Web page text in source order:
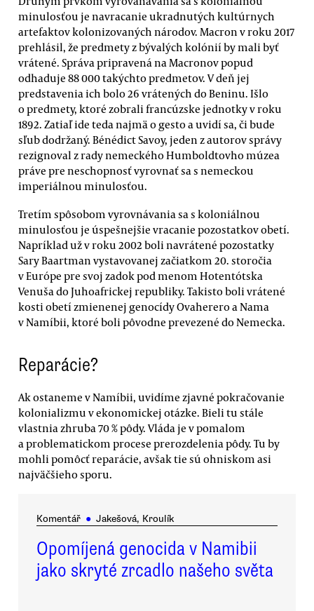
minulosťou je navracanie ukradnutých kultúrnych
artefaktov kolonizovaných národov. Macron v roku 2017
prehlásil, že predmety z bývalých kolónií by mali byť
vrátené. Správa pripravená na Macronov popud
odhaduje 88 000 takýchto predmetov. V deň jej
predstavenia ich bolo 26 vrátených do Beninu. Išlo
o predmety, ktoré zobrali francúzske jednotky v roku
1892. Zatiaľ ide teda najmä o gesto a uvidí sa, či bude
sľub dodržaný. Bénédict Savoy, jeden z autorov správy
rezignoval z rady nemeckého Humboldtovho múzea
práve pre neschopnosť vyrovnať sa s nemeckou
imperiálnou minulosťou.
Tretím spôsobom vyrovnávania sa s koloniálnou
minulosťou je úspešnejšie vracanie pozostatkov obetí.
Napríklad už v roku 2002 boli navrátené pozostatky
Sary Baartman vystavovanej začiatkom 20. storočia
v Európe pre svoj zadok pod menom Hotentótska
Venuša do Juhoafrickej republiky. Takisto boli vrátené
kosti obetí zmienenej genocídy Ovaherero a Nama
v Namíbii, ktoré boli pôvodne prevezené do Nemecka.
Reparácie?
Ak ostaneme v Namíbii, uvidíme zjavné pokračovanie
kolonializmu v ekonomickej otázke. Bieli tu stále
vlastnia zhruba 70 % pôdy. Vláda je v pomalom
a problematickom procese prerozdelenia pôdy. Tu by
mohli pomôcť reparácie, avšak tie sú ohniskom asi
najväčšieho sporu.
Komentář ● Jakešová, Kroulík
Opomíjená genocida v Namibii
jako skryté zrcadlo našeho světa